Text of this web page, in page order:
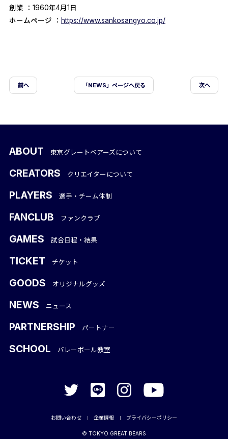
創業 ：1960年4月1日
ホームページ ： https://www.sankosangyo.co.jp/
前ヘ 「NEWS」ページへ戻る 次へ
ABOUT 東京グレートベアーズについて
CREATORS クリエイターについて
PLAYERS 選手・チーム体制
FANCLUB ファンクラブ
GAMES 試合日程・結果
TICKET チケット
GOODS オリジナルグッズ
NEWS ニュース
PARTNERSHIP パートナー
SCHOOL バレーボール教室
お問い合わせ 企業情報 プライバシーポリシー
©︎ TOKYO GREAT BEARS